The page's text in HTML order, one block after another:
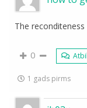
The
0
1 gads pirms